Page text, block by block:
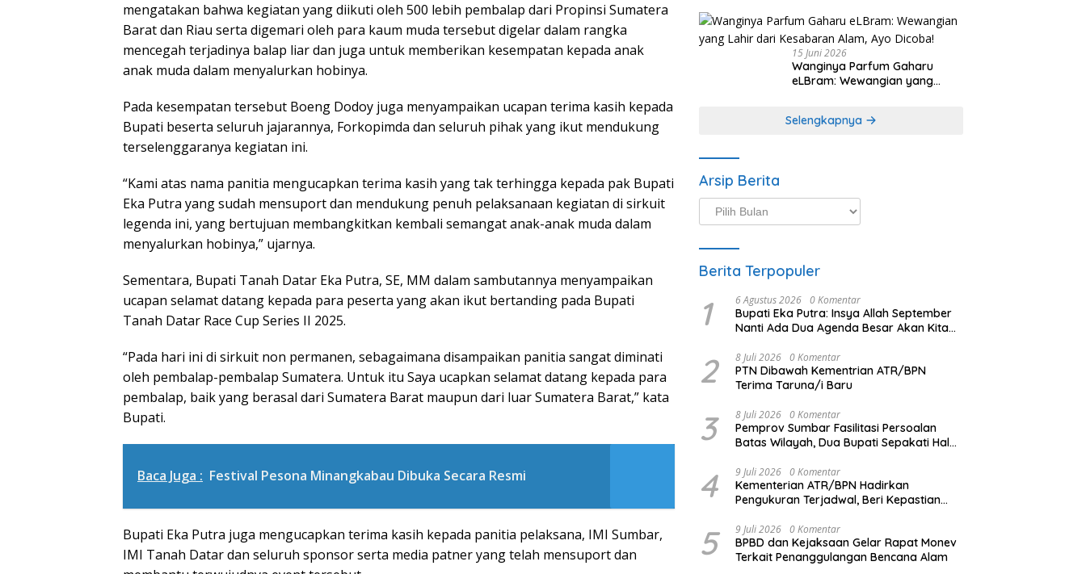
mengatakan bahwa kegiatan yang diikuti oleh 500 lebih pembalap dari Propinsi Sumatera
Barat dan Riau serta digemari oleh para kaum muda tersebut digelar dalam rangka
mencegah terjadinya balap liar dan juga untuk memberikan kesempatan kepada anak
anak muda dalam menyalurkan hobinya.
Pada kesempatan tersebut Boeng Dodoy juga menyampaikan ucapan terima kasih kepada
Bupati beserta seluruh jajarannya, Forkopimda dan seluruh pihak yang ikut mendukung
terselenggaranya kegiatan ini.
“Kami atas nama panitia mengucapkan terima kasih yang tak terhingga kepada pak Bupati
Eka Putra yang sudah mensuport dan mendukung penuh pelaksanaan kegiatan di sirkuit
legenda ini, yang bertujuan membangkitkan kembali semangat anak-anak muda dalam
menyalurkan hobinya,” ujarnya.
Sementara, Bupati Tanah Datar Eka Putra, SE, MM dalam sambutannya menyampaikan
ucapan selamat datang kepada para peserta yang akan ikut bertanding pada Bupati
Tanah Datar Race Cup Series II 2025.
“Pada hari ini di sirkuit non permanen, sebagaimana disampaikan panitia sangat diminati
oleh pembalap-pembalap Sumatera. Untuk itu Saya ucapkan selamat datang kepada para
pembalap, baik yang berasal dari Sumatera Barat maupun dari luar Sumatera Barat,” kata
Bupati.
Baca Juga : Festival Pesona Minangkabau Dibuka Secara Resmi
Bupati Eka Putra juga mengucapkan terima kasih kepada panitia pelaksana, IMI Sumbar,
IMI Tanah Datar dan seluruh sponsor serta media patner yang telah mensuport dan
Pengunjung Festival
Minangkabau
15 Juni 2026
Wanginya Parfum Gaharu
eLBram: Wewangian yang
Selengkapnya
Arsip Berita
Arsip
Berita
Berita Terpopuler
1 6 Agustus 2026 0 Komentar
Bupati Eka Putra: Insya Allah September
Nanti Ada Dua Agenda Besar Akan Kita
2 8 Juli 2026 0 Komentar
PTN Dibawah Kementrian ATR/BPN
Terima Taruna/i Baru
3 8 Juli 2026 0 Komentar
Pemprov Sumbar Fasilitasi Persoalan
Batas Wilayah, Dua Bupati Sepakati Hal
4 9 Juli 2026 0 Komentar
Kementerian ATR/BPN Hadirkan
Pengukuran Terjadwal, Beri Kepastian
5 9 Juli 2026 0 Komentar
BPBD dan Kejaksaan Gelar Rapat Monev
Terkait Penanggulangan Bencana Alam